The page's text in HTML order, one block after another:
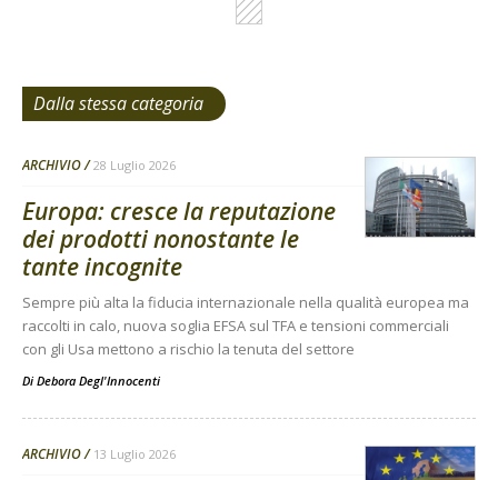
Dalla stessa categoria
ARCHIVIO 28 Luglio 2026
Europa: cresce la reputazione
dei prodotti nonostante le
tante incognite
Sempre più alta la fiducia internazionale nella qualità europea ma
raccolti in calo, nuova soglia EFSA sul TFA e tensioni commerciali
con gli Usa mettono a rischio la tenuta del settore
Di Debora Degl'Innocenti
ARCHIVIO 13 Luglio 2026